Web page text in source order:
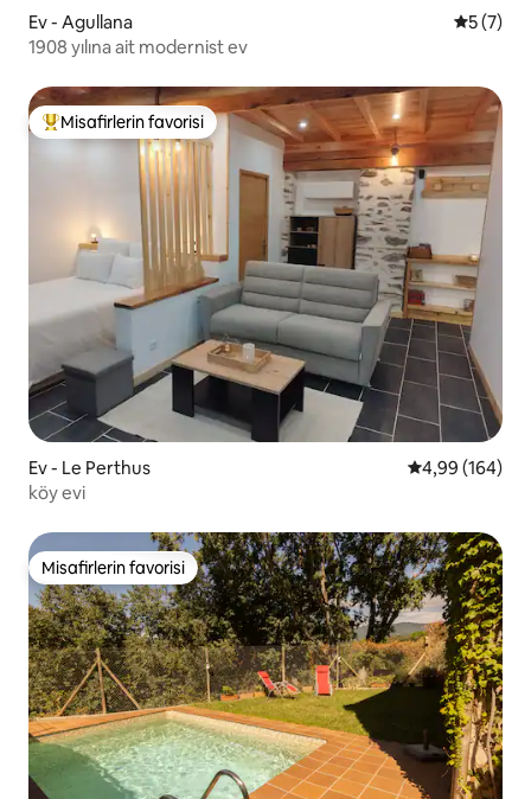
Ev - Agullana 55 (7)
1908 yılına ait modernist ev
Misafirlerin favorilerinden en beğenilenler arasında
Misafirlerin favorisi
Ev - Le Perthus 5 üzerinden
4,99 (164)
köy evi
Misafirlerin favorisi
Misafirlerin favorisi